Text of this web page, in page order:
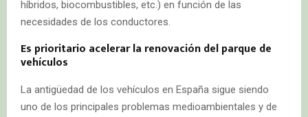
híbridos, biocombustibles, etc.) en función de las
necesidades de los conductores.
Es prioritario acelerar la renovación del parque de
vehículos
La antigüedad de los vehículos en España sigue siendo
uno de los principales problemas medioambientales y de